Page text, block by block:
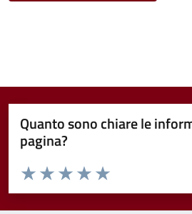
Quanto sono chiare le
pagina?
Valuta da 1 a 5 stelle la pagina
Valuta 5 stelle su 5
Valuta 4 stelle su 5
Valuta 3 stelle su 5
Valuta 2 stelle su 5
Valuta 1 stelle su 5